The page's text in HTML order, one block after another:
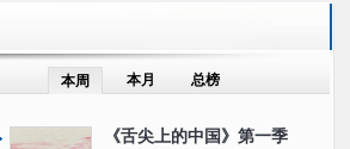
本周 本月 总榜
《舌尖上的中国》第一季